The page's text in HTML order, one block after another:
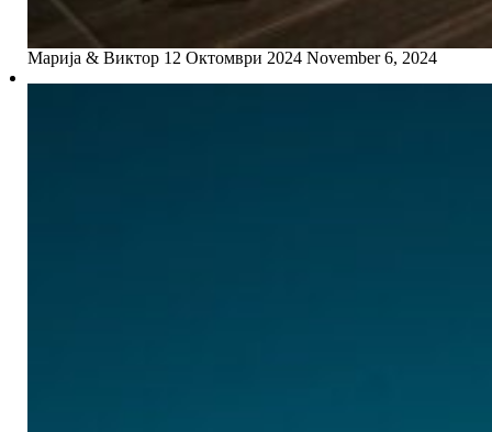
Mарија & Виктор 12 Октомври 2024 November 6, 2024